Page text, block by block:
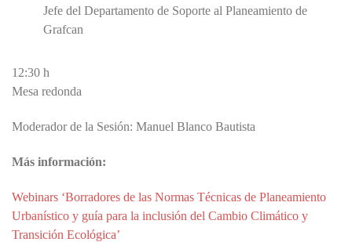
Jefe del Departamento de Soporte al Planeamiento de
Grafcan
12:30 h
Mesa redonda
Moderador de la Sesión: Manuel Blanco Bautista
Más información:
Webinars ‘Borradores de las Normas Técnicas de Planeamiento
Urbanístico y guía para la inclusión del Cambio Climático y
Transición Ecológica’